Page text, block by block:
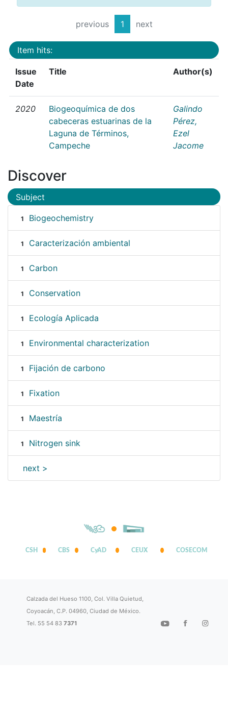
previous 1 next
Item hits:
Issue
Date
Title Author(s)
2020
Biogeoquímica de dos
cabeceras estuarinas de la
Laguna de Términos,
Campeche
Galindo
Pérez,
Ezel
Jacome
Discover
Subject
1 Biogeochemistry
1 Caracterización ambiental
1 Carbon
1 Conservation
1 Ecología Aplicada
1 Environmental characterization
1 Fijación de carbono
1 Fixation
1 Maestría
1 Nitrogen sink
next >
CSH CBS CyAD CEUX COSECOM
Calzada del Hueso 1100, Col. Villa Quietud,
Coyoacán, C.P. 04960, Ciudad de México.
Tel. 55 54 837371